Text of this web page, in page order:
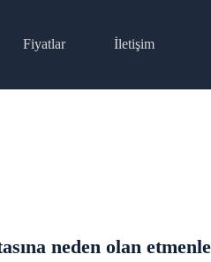
Fiyatlar İletişim
neden olan